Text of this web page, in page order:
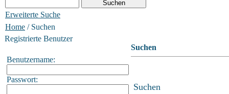
Erweiterte Suche
Home / Suchen
Registrierte Benutzer
Benutzername:
Passwort:
Suchen
Suchen